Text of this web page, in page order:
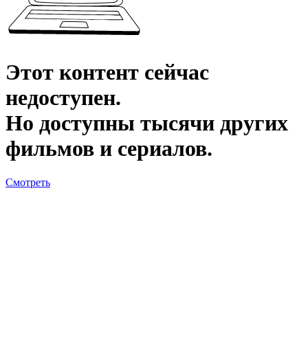
Этот контент сейчас
недоступен.
Но доступны тысячи других
фильмов и сериалов.
Смотреть